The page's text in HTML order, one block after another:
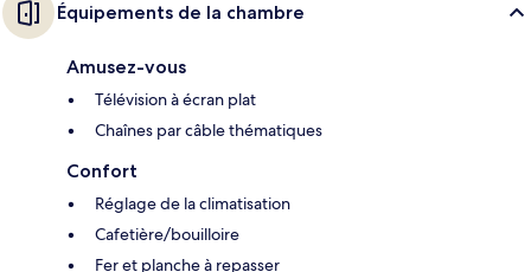
Équipements de la chambre
Amusez-vous
Télévision à écran plat
Chaînes par câble thématiques
Confort
Réglage de la climatisation
Cafetière/bouilloire
Fer et planche à repasser